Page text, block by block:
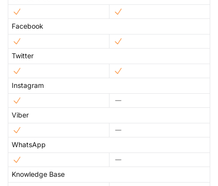
Facebook
Twitter
Instagram
Viber
WhatsApp
Knowledge Base